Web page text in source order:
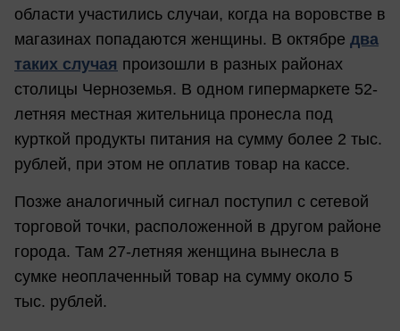
области участились случаи, когда на воровстве в
магазинах попадаются женщины. В октябре два
таких случая произошли в разных районах
столицы Черноземья. В одном гипермаркете 52-
летняя местная жительница пронесла под
курткой продукты питания на сумму более 2 тыс.
рублей, при этом не оплатив товар на кассе.
Позже аналогичный сигнал поступил с сетевой
торговой точки, расположенной в другом районе
города. Там 27-летняя женщина вынесла в
сумке неоплаченный товар на сумму около 5
тыс. рублей.